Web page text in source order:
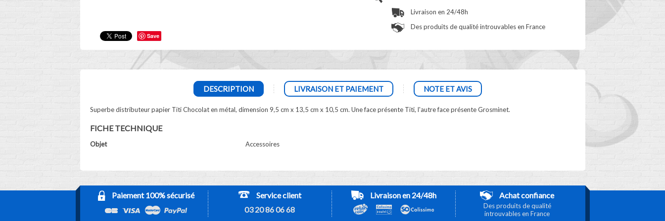
Save
Livraison en 24/48h
Des produits de qualité introuvables en France
DESCRIPTION LIVRAISON ET PAIEMENT NOTE ET AVIS
Superbe distributeur papier Titi Chocolat en métal, dimension 9,5 cm x 13,5 cm x 10,5 cm. Une face présente Titi, l'autre face présente Grosminet.
FICHE TECHNIQUE
Objet Accessoires
Paiement 100% sécurisé
Service client
03 20 86 06 68
Livraison en 24/48h Achat confiance
Des produits de qualité
introuvables en France